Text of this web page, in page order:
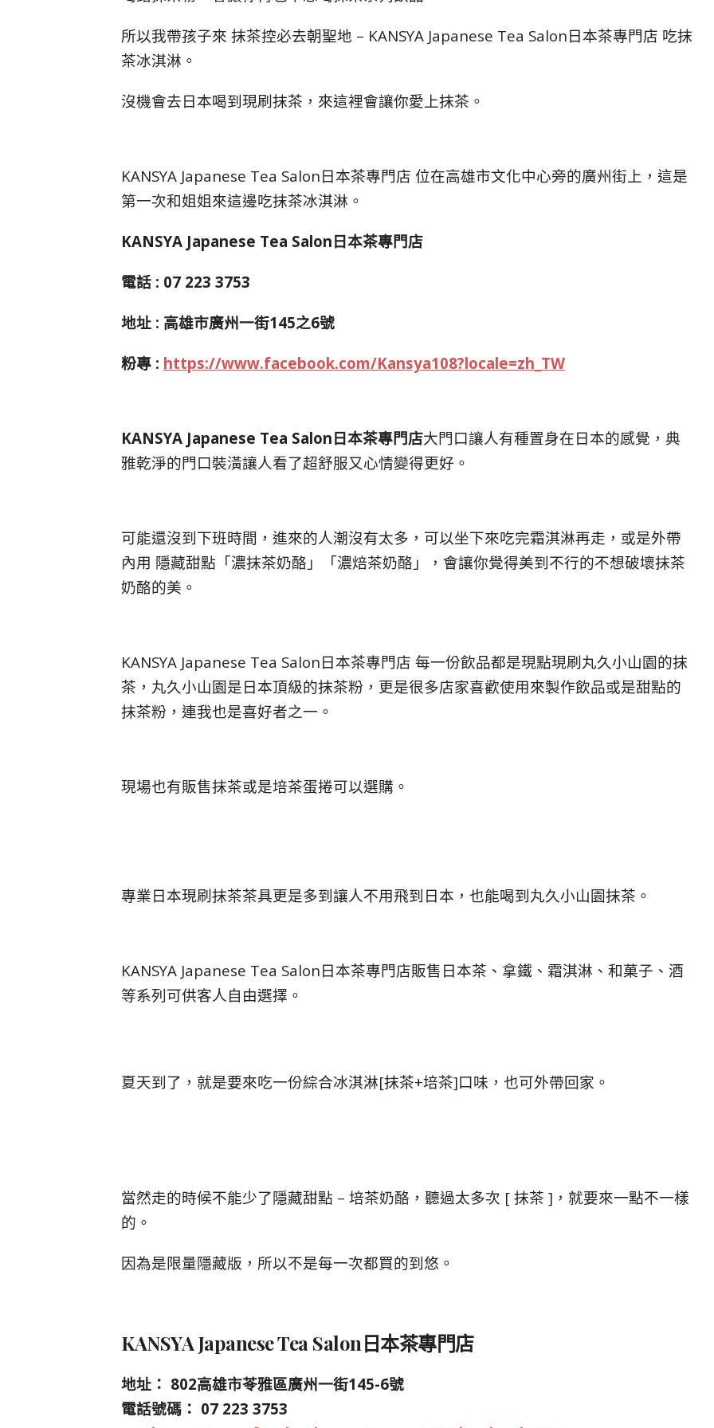
所以我帶孩子來 抹茶控必去朝聖地 – KANSYA Japanese Tea Salon日本茶專門店 吃抹
茶冰淇淋。
沒機會去日本喝到現刷抹茶，來這裡會讓你愛上抹茶。
KANSYA Japanese Tea Salon日本茶專門店 位在高雄市文化中心旁的廣州街上，這是
第一次和姐姐來這邊吃抹茶冰淇淋。
KANSYA Japanese Tea Salon日本茶專門店
電話 : 07 223 3753
地址 : 高雄市廣州一街145之6號
粉專 : https://www.facebook.com/Kansya108?locale=zh_TW
KANSYA Japanese Tea Salon日本茶專門店大門口讓人有種置身在日本的感覺，典
雅乾淨的門口裝潢讓人看了超舒服又心情變得更好。
可能還沒到下班時間，進來的人潮沒有太多，可以坐下來吃完霜淇淋再走，或是外帶
內用 隱藏甜點「濃抹茶奶酪」「濃焙茶奶酪」，會讓你覺得美到不行的不想破壞抹茶
奶酪的美。
KANSYA Japanese Tea Salon日本茶專門店 每一份飲品都是現點現刷丸久小山園的抹
茶，丸久小山園是日本頂級的抹茶粉，更是很多店家喜歡使用來製作飲品或是甜點的
抹茶粉，連我也是喜好者之一。
現場也有販售抹茶或是培茶蛋捲可以選購。
專業日本現刷抹茶茶具更是多到讓人不用飛到日本，也能喝到丸久小山園抹茶。
KANSYA Japanese Tea Salon日本茶專門店販售日本茶、拿鐵、霜淇淋、和菓子 、酒
等系列可供客人自由選擇。
夏天到了，就是要來吃一份綜合冰淇淋[抹茶+培茶]口味，也可外帶回家。
當然走的時候不能少了隱藏甜點 – 培茶奶酪，聽過太多次 [ 抹茶 ]，就要來一點不一樣
的。
因為是限量隱藏版，所以不是每一次都買的到悠 。
KANSYA Japanese Tea Salon日本茶專門店
地址： 802高雄市苓雅區廣州一街145-6號
電話號碼： 07 223 3753